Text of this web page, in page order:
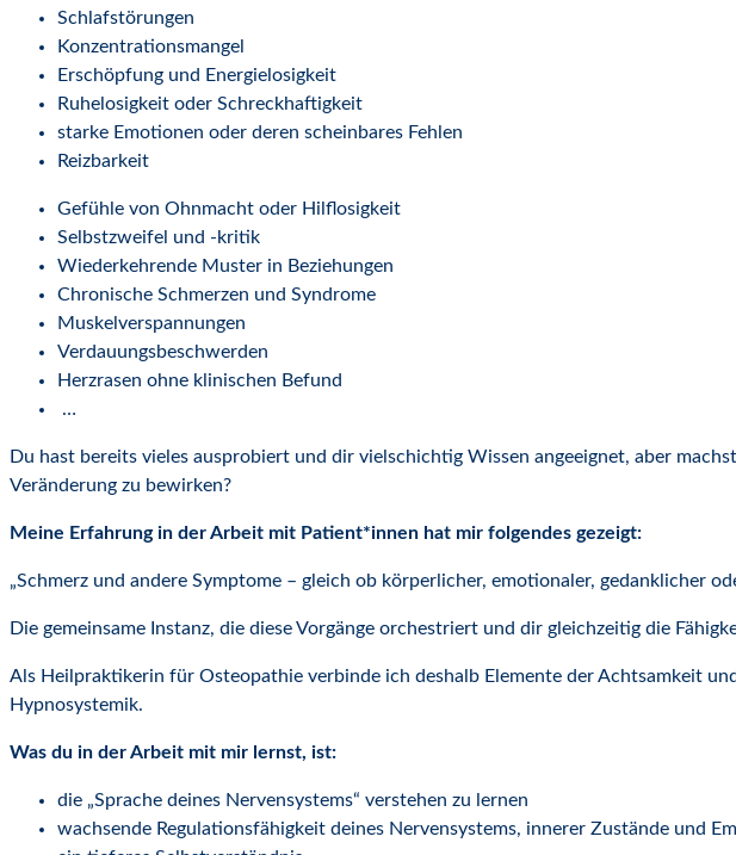
Schlafstörungen
Konzentrationsmangel
Erschöpfung und Energielosigkeit
Ruhelosigkeit oder Schreckhaftigkeit
starke Emotionen oder deren scheinbares Fehlen
Reizbarkeit
Gefühle von Ohnmacht oder Hilflosigkeit
Selbstzweifel und -kritik
Wiederkehrende Muster in Beziehungen
Chronische Schmerzen und Syndrome
Muskelverspannungen
Verdauungsbeschwerden
Herzrasen ohne klinischen Befund
…
Du hast bereits vieles ausprobiert und dir vielschichtig Wissen angeeignet, aber
Veränderung zu bewirken?
Meine Erfahrung in der Arbeit mit Patient*innen hat mir folgendes gezeigt:
„Schmerz und andere Symptome – gleich ob körperlicher, emotionaler, gedanklicher
Die gemeinsame Instanz, die diese Vorgänge orchestriert und dir gleichzeitig die
Als Heilpraktikerin für Osteopathie verbinde ich deshalb Elemente der Achtsamkeit
Hypnosystemik.
Was du in der Arbeit mit mir lernst, ist:
die „Sprache deines Nervensystems“ verstehen zu lernen
wachsende Regulationsfähigkeit deines Nervensystems, innerer Zustände und